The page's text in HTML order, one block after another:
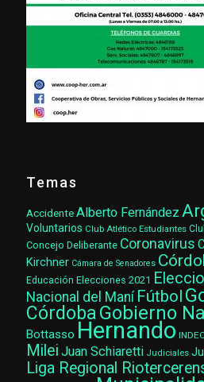
Temas
AccidenteAlberto Fernández
Voluntarios Club Atlético Estudiantes
Concejo Deliberante Coronavirus
Kirchner Cámara de Senadores
Educación Elecciones 2021
Nacional del Maní Fútbol
CórdobaGobierno
Bottasso Hernando
Milei Juan Schiaretti Judiciales
Liga Regional